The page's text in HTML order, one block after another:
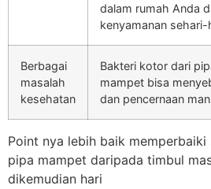
dalam rumah Anda
kenyamanan sehari-
Berbagai
masalah
kesehatan
Bakteri kotor dari
mampet bisa
dan pencernaan
Point nya lebih baik memperbaiki
pipa mampet daripada timbul
dikemudian hari